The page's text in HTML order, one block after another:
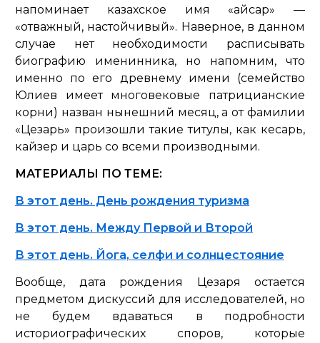
напоминает казахское имя «Қайсар» —
«отважный, настойчивый». Наверное, в данном
случае нет необходимости расписывать
биографию именинника, но напомним, что
именно по его древнему имени (семейство
Юлиев имеет многовековые патрицианские
корни) назван нынешний месяц, а от фамилии
«Цезарь» произошли такие титулы, как кесарь,
кайзер и царь со всеми производными.
МАТЕРИАЛЫ ПО ТЕМЕ:
В этот день. День рождения туризма
В этот день. Между Первой и Второй
В этот день. Йога, селфи и солнцестояние
Вообще, дата рождения Цезаря остается
предметом дискуссий для исследователей, но
не будем вдаваться в подробности
историографических споров, которые